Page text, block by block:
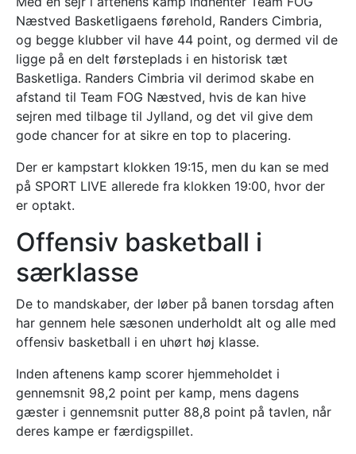
Næstved Basketligaens førehold, Randers Cimbria,
og begge klubber vil have 44 point, og dermed vil de
ligge på en delt førsteplads i en historisk tæt
Basketliga. Randers Cimbria vil derimod skabe en
afstand til Team FOG Næstved, hvis de kan hive
sejren med tilbage til Jylland, og det vil give dem
gode chancer for at sikre en top to placering.
Der er kampstart klokken 19:15, men du kan se med
på SPORT LIVE allerede fra klokken 19:00, hvor der
er optakt.
Offensiv basketball i
særklasse
De to mandskaber, der løber på banen torsdag aften
har gennem hele sæsonen underholdt alt og alle med
offensiv basketball i en uhørt høj klasse.
Inden aftenens kamp scorer hjemmeholdet i
gennemsnit 98,2 point per kamp, mens dagens
gæster i gennemsnit putter 88,8 point på tavlen, når
deres kampe er færdigspillet.